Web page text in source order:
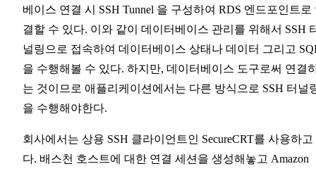
베이스 연결 시 SSH Tunnel 을 구성하여 RDS 엔드포인트로
결할 수 있다. 이와 같이 데이터베이스 관리를 위해서 SSH
널링으로 접속하여 데이터베이스 상태나 데이터 그리고
을 수행해볼 수 있다. 하지만, 데이터베이스 도구로써 연결
는 것이므로 애플리케이션에서는 다른 방식으로 SSH 터널
을 수행해야한다.
회사에서는 상용 SSH 클라이언트인 SecureCRT를 사용하고
다. 배스천 호스트에 대한 연결 세션을 생성해놓고 Amazon